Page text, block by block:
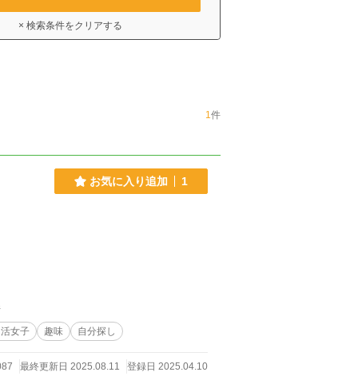
× 検索条件をクリアする
1件
お気に入り追加 1
女子 趣味 自分探し
最終更新日 2025.08.11 登録日 2025.04.10